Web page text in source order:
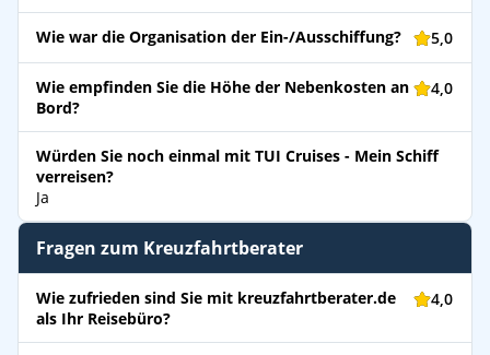
Wie war die Organisation der Ein-/Ausschiffung? 5,0
Wie empfinden Sie die Höhe der Nebenkosten an
Bord?
4,0
Würden Sie noch einmal mit TUI Cruises - Mein Schiff
verreisen?
Ja
Fragen zum Kreuzfahrtberater
Wie zufrieden sind Sie mit kreuzfahrtberater.de
als Ihr Reisebüro?
4,0